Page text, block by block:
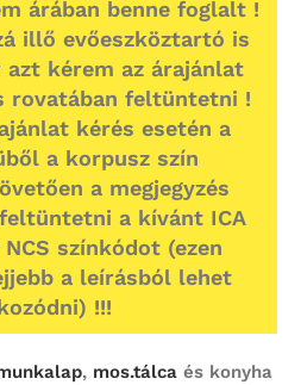
árában benne foglalt !
illő evőeszköztartó is
azt kérem az árajánlat
rovatában feltüntetni !
kérés esetén a
a korpusz szín
a megjegyzés
a kívánt ICA
színkódot (ezen
a leírásból lehet
!!!
, mos.tálca és konyha